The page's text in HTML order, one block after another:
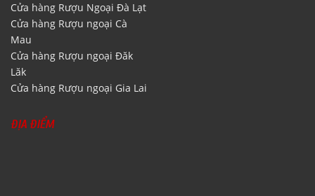
Cửa hàng Rượu Ngoại Đà Lạt
Cửa hàng Rượu ngoại Cà
Mau
Cửa hàng Rượu ngoại Đăk
Lăk
Cửa hàng Rượu ngoại Gia Lai
ĐỊA ĐIỂM